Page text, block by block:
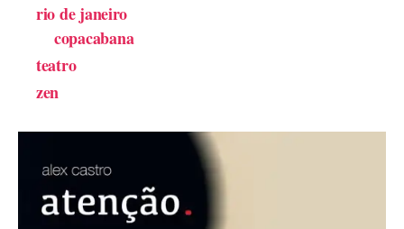
rio de janeiro
copacabana
teatro
zen